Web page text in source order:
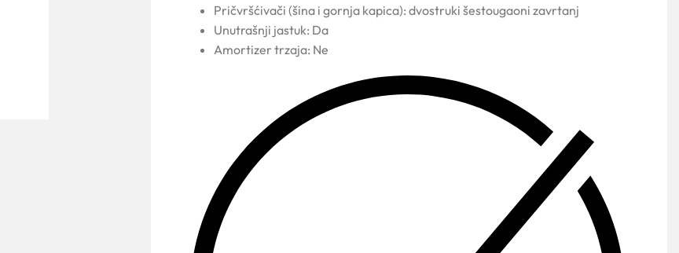
Pričvršćivači (šina i gornja kapica): dvostruki šestougaoni zavrtanj
Unutrašnji jastuk: Da
Amortizer trzaja: Ne